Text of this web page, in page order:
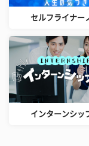
セルフライナー
インターンシッ